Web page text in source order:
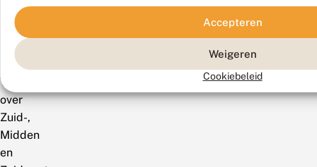
Accepteren
Weigeren
Cookiebeleid
Luik.
Mondiaal
Verbreid
over
Zuid-,
Midden
en